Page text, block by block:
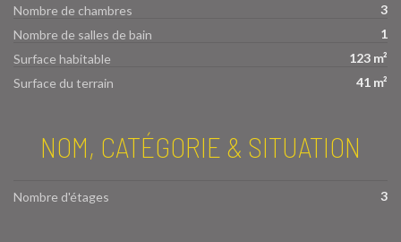
Nombre de chambres
3
Nombre de salles de bain
1
Surface habitable
123 m²
Surface du terrain
41 m²
NOM, CATÉGORIE & SITUATION
Nombre d'étages 3